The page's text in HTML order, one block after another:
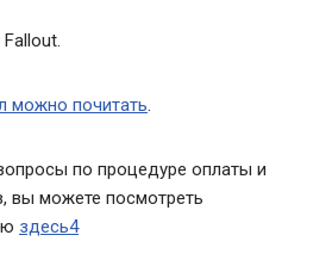
можно почитать.
по процедуре оплаты и
вы можете посмотреть
здесь4